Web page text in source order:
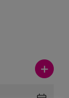
Ver más